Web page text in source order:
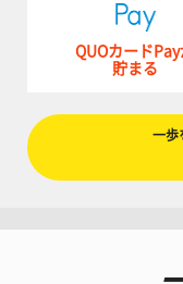
QUOカードPay
貯まる
一歩